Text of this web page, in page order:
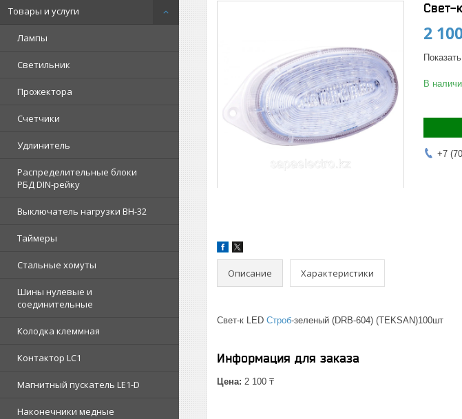
Товары и услуги
Лампы
Светильник
Прожектора
Счетчики
Удлинитель
Распределительные блоки
РБД DIN-рейку
Выключатель нагрузки ВН-32
Таймеры
Стальные хомуты
Шины нулевые и
соединительные
Колодка клеммная
Контактор LC1
Магнитный пускатель LE1-D
Наконечники медные
Свет-
2
В
+7
Описание Характеристики
Свет-к LED Строб-зеленый (DRB-604) (TEKSAN)100шт
Информация для заказа
Цена: 2 100 ₸